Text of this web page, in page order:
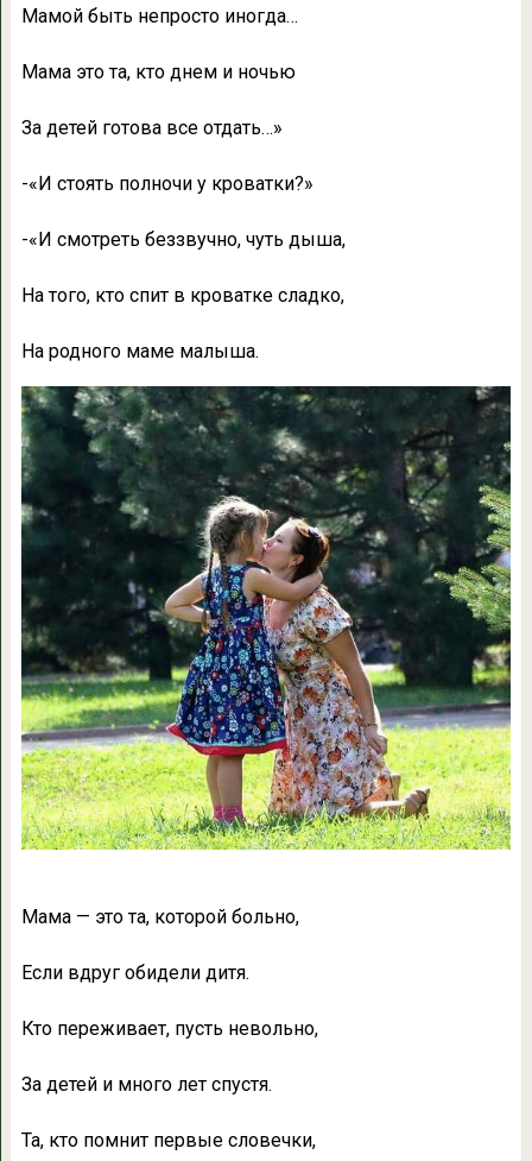
Мамой быть непросто иногда…
Мама это та, кто днем и ночью
За детей готова все отдать…»
-«И стоять полночи у кроватки?»
-«И смотреть беззвучно, чуть дыша,
На того, кто спит в кроватке сладко,
На родного маме малыша.
Мама — это та, которой больно,
Если вдруг обидели дитя.
Кто переживает, пусть невольно,
За детей и много лет спустя.
Та, кто помнит первые словечки,